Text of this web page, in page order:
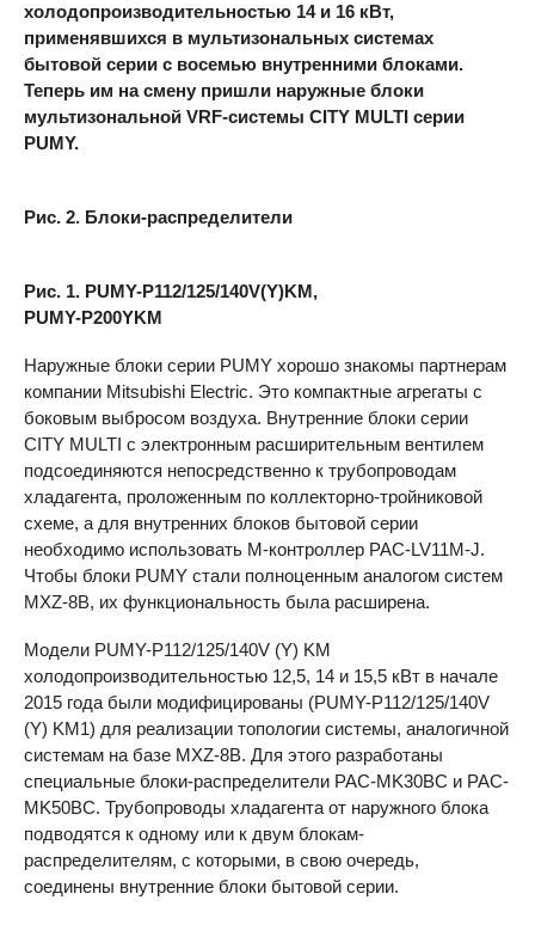
холодопроизводительностью 14 и 16 кВт,
применявшихся в мультизональных системах
бытовой серии с восемью внутренними блоками.
Теперь им на смену пришли наружные блоки
мультизональной VRF-системы CITY MULTI серии
PUMY.
Рис. 2. Блоки-распределители
Рис. 1. PUMY-P112/125/140V(Y)KM,
PUMY-P200YKM
Наружные блоки серии PUMY хорошо знакомы партнерам
компании Mitsubishi Electric. Это компактные агрегаты с
боковым выбросом воздуха. Внутренние блоки серии
CITY MULTI с электронным расширительным вентилем
подсоединяются непосредственно к трубопроводам
хладагента, проложенным по коллекторно-тройниковой
схеме, а для внутренних блоков бытовой серии
необходимо использовать М-контроллер PAC-LV11M-J.
Чтобы блоки PUMY стали полноценным аналогом систем
MXZ-8B, их функциональность была расширена.
Модели PUMY-P112/125/140V (Y) KM
холодопроизводительностью 12,5, 14 и 15,5 кВт в начале
2015 года были модифицированы (PUMY-P112/125/140V
(Y) KM1) для реализации топологии системы, аналогичной
системам на базе MXZ-8B. Для этого разработаны
специальные блоки-распределители PAC-MK30BC и PAC-
MK50BC. Трубопроводы хладагента от наружного блока
подводятся к одному или к двум блокам-
распределителям, с которыми, в свою очередь,
соединены внутренние блоки бытовой серии.